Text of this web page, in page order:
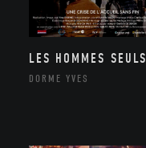
LES HOMMES SEULS
DORME YVES